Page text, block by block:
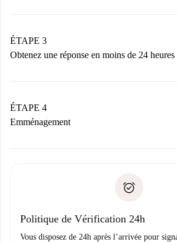
Nous ne vous facturerons rien tant
n’aura pas accepté.
ÉTAPE 3
Obtenez une réponse en moins de 24 heures
contact avec le propriétaire.
Si refusé : aucun prélèvement et nous
Justificatif de solvabilité
ÉTAPE 4
Emménagement
uniquement si aucun problème n'est
Politique de Vérification 24h
Vous disposez de 24h après l’arrivée pour